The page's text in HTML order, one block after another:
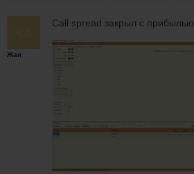
Жан
Call spread закрыл с прибылью